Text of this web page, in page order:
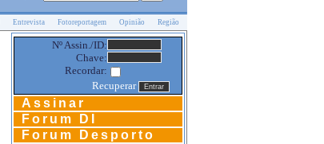
Entrevista Fotoreportagem Opinião Região
Nº Assin./ID:
Chave:
Recordar:
Recuperar
Assinar
Forum DI
Forum Desporto